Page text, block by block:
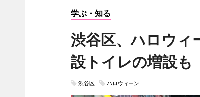
学ぶ・知る
渋谷区、ハロウ
設トイレの増設も
渋谷区 ハロウィーン